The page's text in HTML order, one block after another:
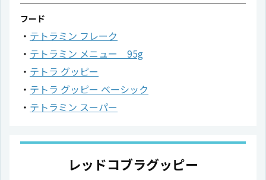
フード
テトラミン フレーク
テトラミン メニュー 95g
テトラ グッピー
テトラ グッピー ベーシック
テトラミン スーパー
レッドコブラグッピー